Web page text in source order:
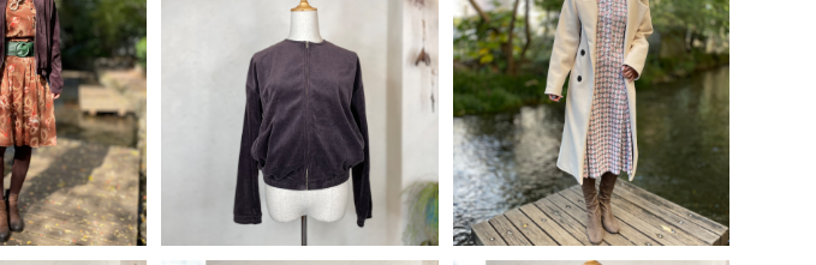
【 30%OFF! 】
DECON TR
ンジャケット +
柄 ブラウン ワ
クルベルト 5
リーン＞
OUT
LA TENUE DECON TRACT
EE ブラウンジャケット
¥7,832
20%OFF
SOLD OUT
[コーデ買い] で【 30%OFF! 】
2点 フランス製 リボン付きダ
ブルボタンチェスターコート＜
アイボリー＞ + フランス古着
アーガイル風 ワンピース
¥13,510
30%OFF
SOLD OUT